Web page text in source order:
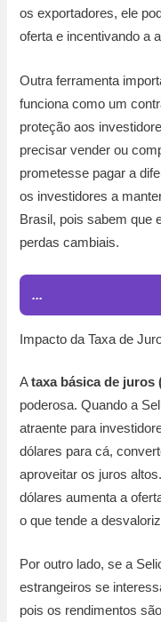
os exportadores, ele
oferta e incentivando a
Outra ferramenta
funciona como um
proteção aos
precisar vender ou
prometesse pagar a
os investidores a
Brasil, pois sabem que
perdas cambiais.
...
Impacto da Taxa de
Ataxa básica de juros
poderosa. Quando a
atraente para
dólares para cá,
aproveitar os juros
dólares aumenta a
o que tende a
Por outro lado, se a
estrangeiros se
pois os rendimentos